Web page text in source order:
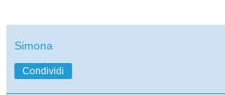
Simona
Condividi